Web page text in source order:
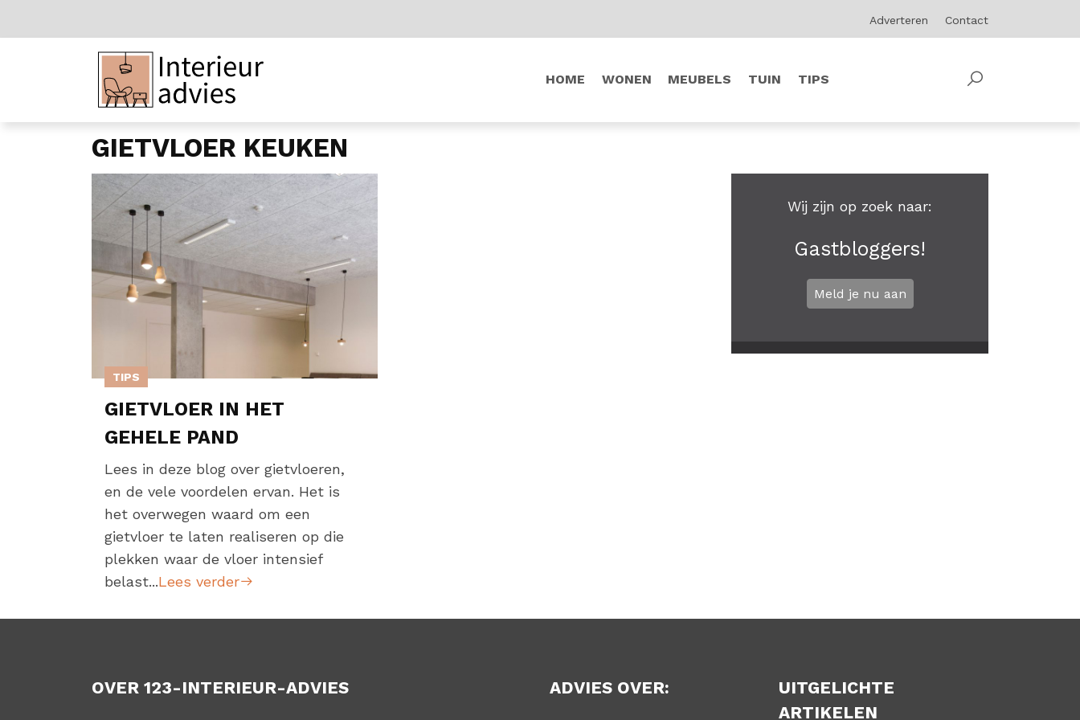
Adverteren Contact
HOME WONEN MEUBELS TUIN TIPS
GIETVLOER KEUKEN
TIPS
GIETVLOER IN HET
GEHELE PAND
Lees in deze blog over gietvloeren,
en de vele voordelen ervan. Het is
het overwegen waard om een
gietvloer te laten realiseren op die
plekken waar de vloer intensief
belast...Lees verder
Wij zijn op zoek naar:
Gastbloggers!
Meld je nu aan
OVER 123-INTERIEUR-ADVIES ADVIES OVER:
UITGELICHTE
ARTIKELEN